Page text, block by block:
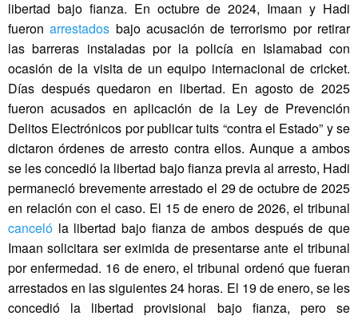
libertad bajo fianza. En octubre de 2024, Imaan y Hadi
fueronarrestados bajo acusación de terrorismo por retirar
las barreras instaladas por la policía en Islamabad con
ocasión de la visita de un equipo internacional de cricket.
Días después quedaron en libertad. En agosto de 2025
fueron acusados en aplicación de la Ley de Prevención
Delitos Electrónicos por publicar tuits “contra el Estado” y se
dictaron órdenes de arresto contra ellos. Aunque a ambos
se les concedió la libertad bajo fianza previa al arresto, Hadi
permaneció brevemente arrestado el 29 de octubre de 2025
en relación con el caso. El 15 de enero de 2026, el tribunal
canceló la libertad bajo fianza de ambos después de que
Imaan solicitara ser eximida de presentarse ante el tribunal
por enfermedad. 16 de enero, el tribunal ordenó que fueran
arrestados en las siguientes 24 horas. El 19 de enero, se les
concedió la libertad provisional bajo fianza, pero se